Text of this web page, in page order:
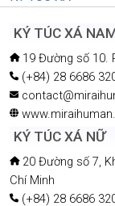
Sannocho 2-1341-
(+81)4 4865 8515
KÝ TÚC XÁ
KÝ TÚC XÁ NAM
19 Đường số 10.
(+84) 28 6686